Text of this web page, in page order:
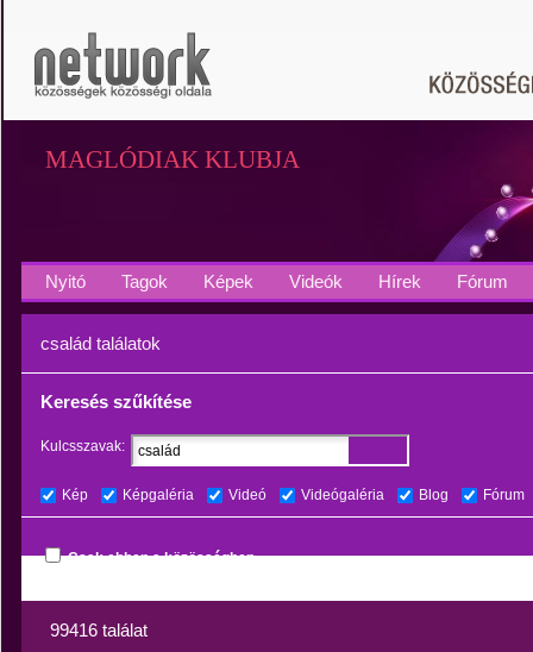
MAGLÓDIAK KLUBJA
Nyitó Tagok Képek Videók Hírek Fórum
család találatok
Keresés szűkítése
Kulcsszavak:
Kép Képgaléria Videó Videógaléria Blog Fórum
Csak ebben a közösségben
99416 találat